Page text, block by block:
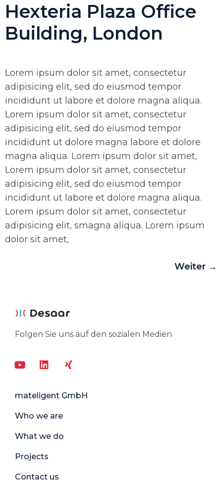
Hexteria Plaza Office
Building, London
Lorem ipsum dolor sit amet, consectetur
adipisicing elit, sed do eiusmod tempor
incididunt ut labore et dolore magna aliqua.
Lorem ipsum dolor sit amet, consectetur
adipisicing elit, sed do eiusmod tempor
incididunt ut dolore magna labore et dolore
magna aliqua. Lorem ipsum dolor sit amet,
Lorem ipsum dolor sit amet, consectetur
adipisicing elit, sed do eiusmod tempor
incididunt ut labore et dolore magna aliqua.
Lorem ipsum dolor sit amet, consectetur
adipisicing elit, smagna aliqua. Lorem ipsum
dolor sit amet,
Weiter →
Folgen Sie uns auf den sozialen Medien
mateligent GmbH
Who we are
What we do
Projects
Contact us